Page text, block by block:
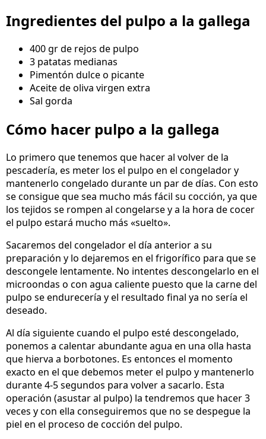
Ingredientes del pulpo a la gallega
400 gr de rejos de pulpo
3 patatas medianas
Pimentón dulce o picante
Aceite de oliva virgen extra
Sal gorda
Cómo hacer pulpo a la gallega
Lo primero que tenemos que hacer al volver de la
pescadería, es meter los el pulpo en el congelador y
mantenerlo congelado durante un par de días. Con esto
se consigue que sea mucho más fácil su cocción, ya que
los tejidos se rompen al congelarse y a la hora de cocer
el pulpo estará mucho más «suelto».
Sacaremos del congelador el día anterior a su
preparación y lo dejaremos en el frigorífico para que se
descongele lentamente. No intentes descongelarlo en el
microondas o con agua caliente puesto que la carne del
pulpo se endurecería y el resultado final ya no sería el
deseado.
Al día siguiente cuando el pulpo esté descongelado,
ponemos a calentar abundante agua en una olla hasta
que hierva a borbotones. Es entonces el momento
exacto en el que debemos meter el pulpo y mantenerlo
durante 4-5 segundos para volver a sacarlo. Esta
operación (asustar al pulpo) la tendremos que hacer 3
veces y con ella conseguiremos que no se despegue la
piel en el proceso de cocción del pulpo.